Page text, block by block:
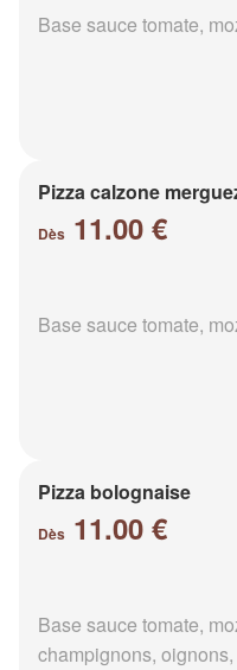
Base sauce tomate,
Pizza calzone
Dès 11.00 €
Base sauce tomate,
Pizza bolognaise
Dès 11.00 €
Base sauce tomate,
champignons,